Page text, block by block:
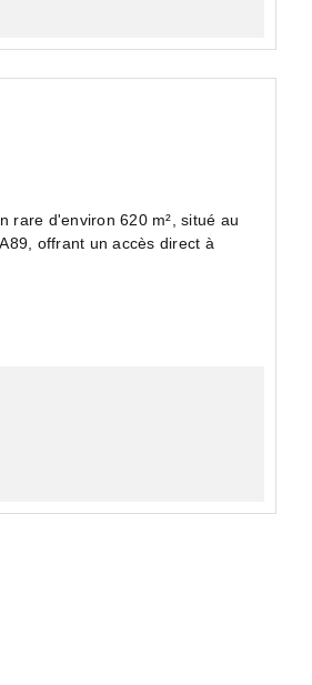
rare d'environ 620 m², situé au
offrant un accès direct à